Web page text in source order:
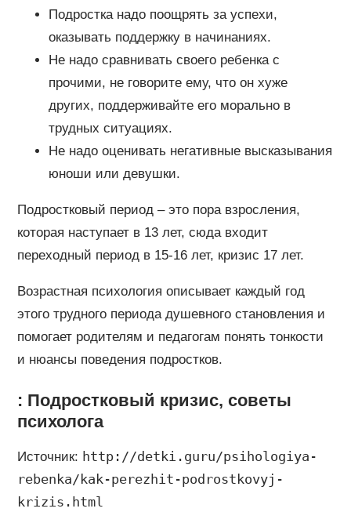
Подростка надо поощрять за успехи,
оказывать поддержку в начинаниях.
Не надо сравнивать своего ребенка с
прочими, не говорите ему, что он хуже
других, поддерживайте его морально в
трудных ситуациях.
Не надо оценивать негативные высказывания
юноши или девушки.
Подростковый период – это пора взросления,
которая наступает в 13 лет, сюда входит
переходный период в 15-16 лет, кризис 17 лет.
Возрастная психология описывает каждый год
этого трудного периода душевного становления и
помогает родителям и педагогам понять тонкости
и нюансы поведения подростков.
: Подростковый кризис, советы
психолога
Источник: http://detki.guru/psihologiya-
rebenka/kak-perezhit-podrostkovyj-
krizis.html